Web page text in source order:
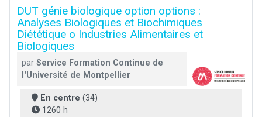
DUT génie biologique option options :
Analyses Biologiques et Biochimiques
Diététique o Industries Alimentaires et
Biologiques
par Service Formation Continue de
l'Université de Montpellier
En centre (34)
1260 h